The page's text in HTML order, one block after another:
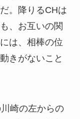
。降りるCHは
、お互いの関
は、相棒の位
きがないこと
崎の左からの